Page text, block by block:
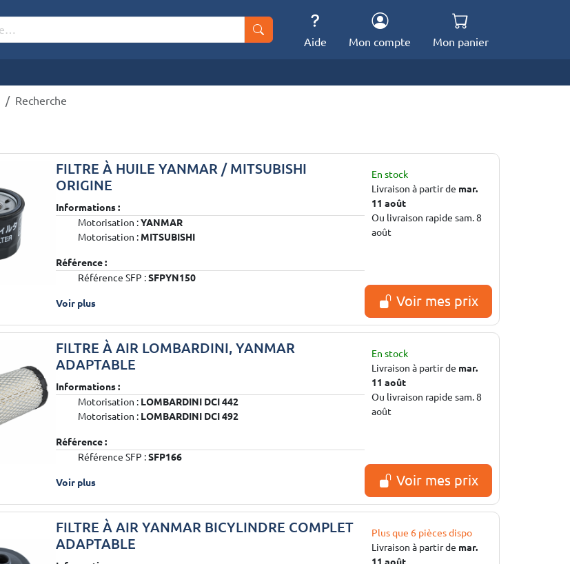
Aide Mon compte Mon panier
Recherche
FILTRE À HUILE YANMAR / MITSUBISHI
ORIGINE
Informations :
Motorisation : YANMAR
Motorisation : MITSUBISHI
Référence :
Référence SFP : SFPYN150
Voir plus
En stock
Livraison à partir de mar.
11 août
Ou livraison rapide sam. 8
août
Voir mes prix
FILTRE À AIR LOMBARDINI, YANMAR
ADAPTABLE
Informations :
Motorisation : LOMBARDINI DCI 442
Motorisation : LOMBARDINI DCI 492
Référence :
Référence SFP : SFP166
Voir plus
En stock
Livraison à partir de mar.
11 août
Ou livraison rapide sam. 8
août
Voir mes prix
FILTRE À AIR YANMAR BICYLINDRE COMPLET
ADAPTABLE
Plus que 6 pièces dispo
Livraison à partir de mar.